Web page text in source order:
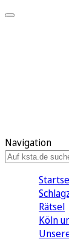
Navigation
Rätsel
Köln